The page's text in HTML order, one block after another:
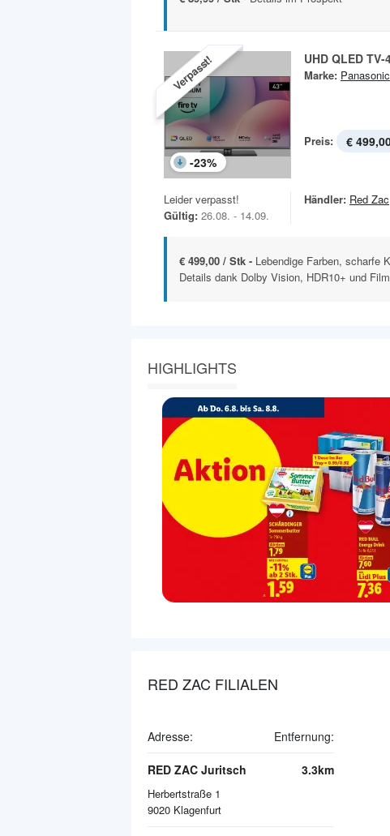
Verpasst!
-23%
UHD QLED TV-
Marke: Panasonic
Preis: €
Leider verpasst!
Gültig: 26.08. - 14.09.
Händler: Red Zac
€ 499,00 / Stk - Lebendige Farben, scharfe
Details dank Dolby Vision, HDR10+ und
HIGHLIGHTS
RED ZAC FILIALEN
Adresse: Entfernung:
RED ZAC Juritsch
Herbertstraße 1
9020 Klagenfurt
3.3km